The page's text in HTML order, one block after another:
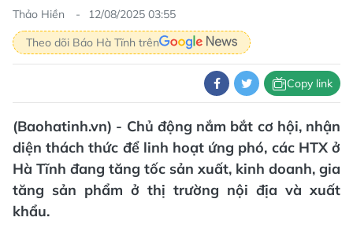
Thảo Hiền
12/08/2025 03:55
Theo dõi Báo Hà Tĩnh trên
Copy link
(Baohatinh.vn) - Chủ động nắm bắt cơ hội, nhận
diện thách thức để linh hoạt ứng phó, các HTX ở
Hà Tĩnh đang tăng tốc sản xuất, kinh doanh, gia
tăng sản phẩm ở thị trường nội địa và xuất
khẩu.